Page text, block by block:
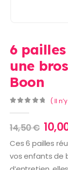
6
une
Boon
( Il
14,50€ Le
prix
Ces 6 pailles
vos enfants de